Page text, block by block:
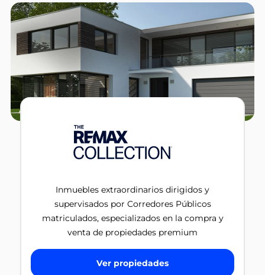
Inmuebles extraordinarios dirigidos y
supervisados por Corredores Públicos
matriculados, especializados en la compra y
venta de propiedades premium
Ver propiedades